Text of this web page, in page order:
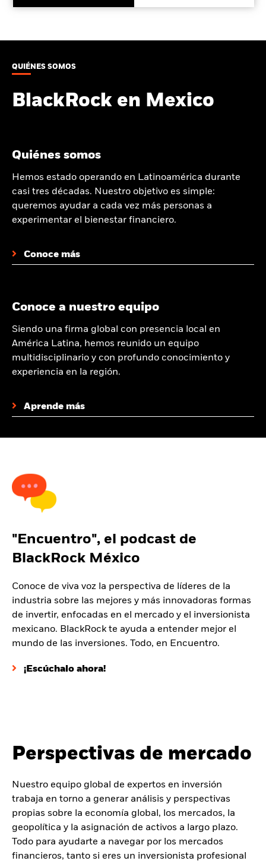
QUIÉNES SOMOS
BlackRock en Mexico
Quiénes somos
Hemos estado operando en Latinoamérica durante
casi tres décadas. Nuestro objetivo es simple:
queremos ayudar a cada vez más personas a
experimentar el bienestar financiero.
Conoce más
Conoce a nuestro equipo
Siendo una firma global con presencia local en
América Latina, hemos reunido un equipo
multidisciplinario y con profundo conocimiento y
experiencia en la región.
Aprende más
"Encuentro", el podcast de
BlackRock México
Conoce de viva voz la perspectiva de líderes de la
industria sobre las mejores y más innovadoras formas
de invertir, enfocadas en el mercado y el inversionista
mexicano. BlackRock te ayuda a entender mejor el
mundo de las inversiones. Todo, en Encuentro.
¡Escúchalo ahora!
Perspectivas de mercado
Nuestro equipo global de expertos en inversión
trabaja en torno a generar análisis y perspectivas
propias sobre la economía global, los mercados, la
geopolítica y la asignación de activos a largo plazo.
Todo para ayudarte a navegar por los mercados
financieros, tanto si eres un inversionista profesional